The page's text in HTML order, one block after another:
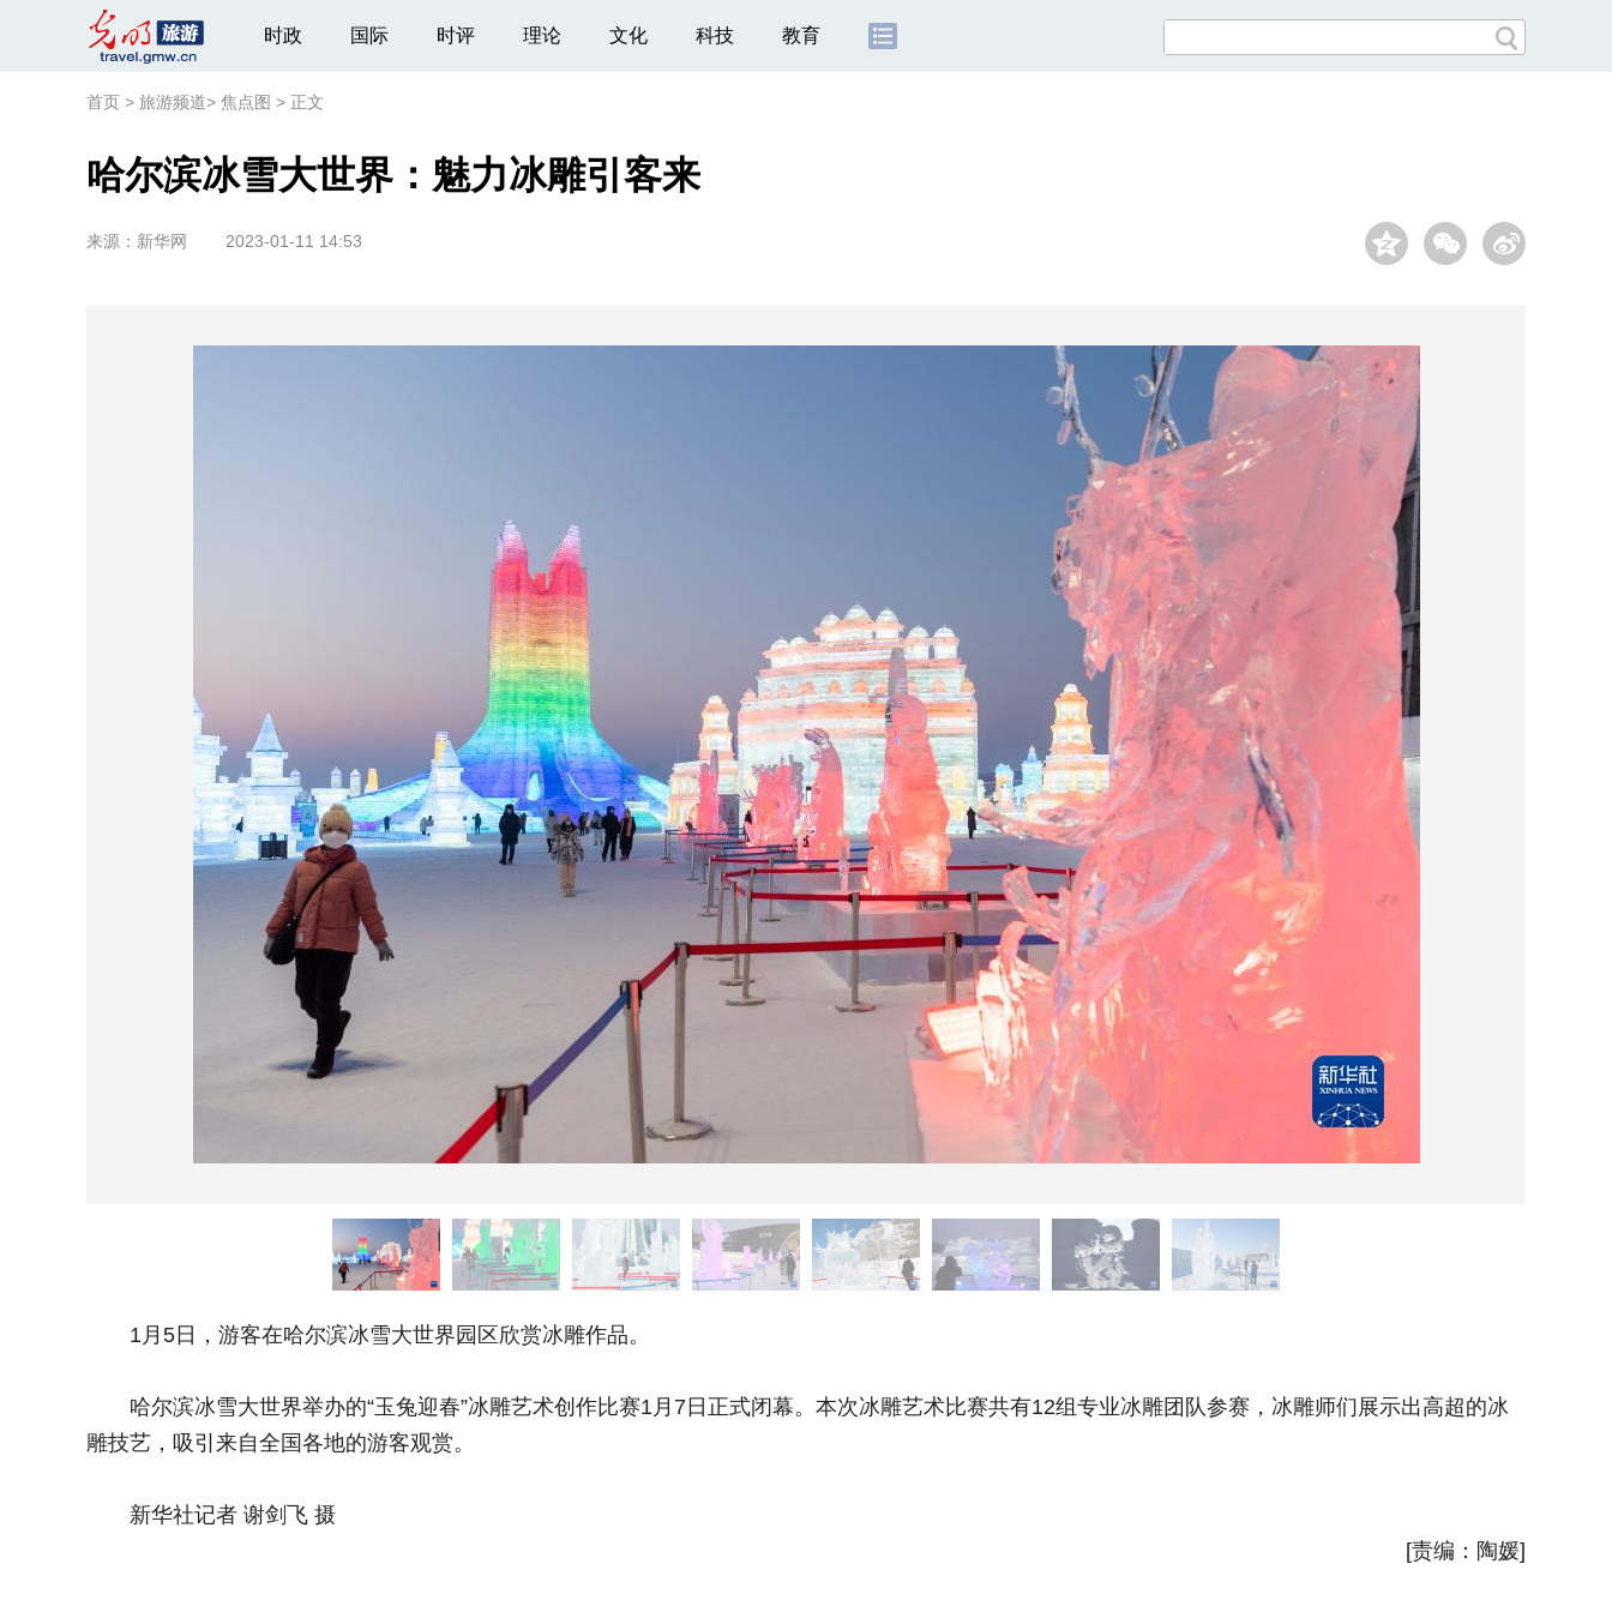
时政 国际 时评 理论 文化 科技 教育
首页 > 旅游频道> 焦点图 > 正文
哈尔滨冰雪大世界：魅力冰雕引客来
来源： 新华网 2023-01-11 14:53
1月5日，游客在哈尔滨冰雪大世界园区欣赏冰雕作品。
哈尔滨冰雪大世界举办的“玉兔迎春”冰雕艺术创作比赛1月7日正式闭幕。本次冰雕艺术比赛共有12组专业冰雕团队参赛，冰雕师们展示出高超的冰
雕技艺，吸引来自全国各地的游客观赏。
新华社记者 谢剑飞 摄
[责编：陶媛]